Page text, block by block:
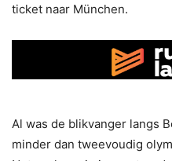
ticket naar München.
Al was de blikvanger langs
minder dan tweevoudig